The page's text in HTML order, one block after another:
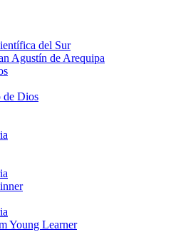
del Sur
Agustín de Arequipa
de Dios
Young Learner